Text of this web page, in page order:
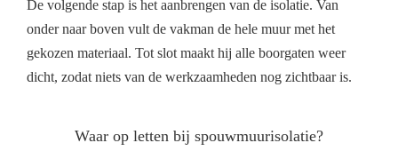
De volgende stap is het aanbrengen van de isolatie. Van
onder naar boven vult de vakman de hele muur met het
gekozen materiaal. Tot slot maakt hij alle boorgaten weer
dicht, zodat niets van de werkzaamheden nog zichtbaar is.
Waar op letten bij spouwmuurisolatie?